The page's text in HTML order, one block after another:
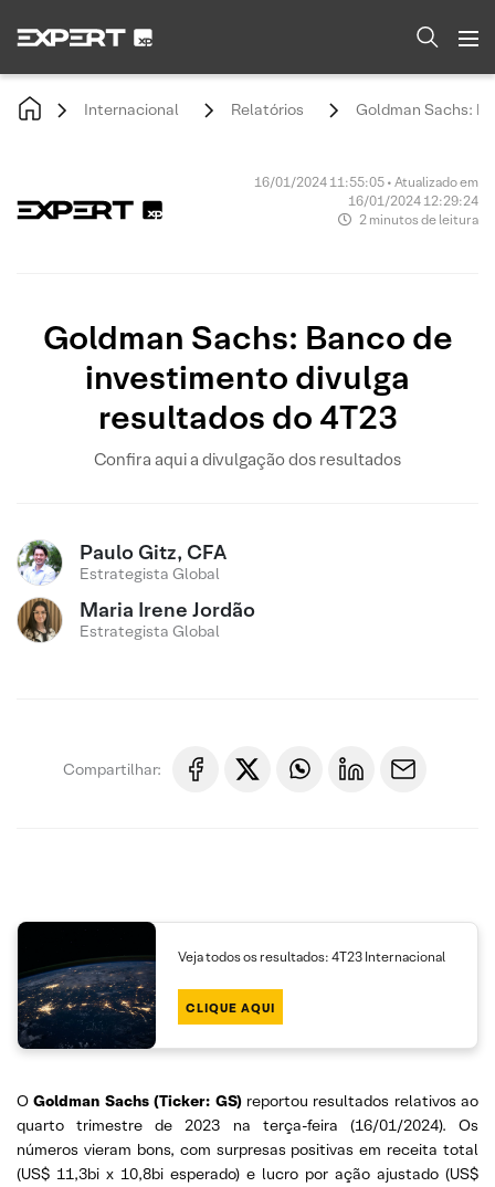
Internacional Relatórios Goldman Sachs:
16/01/2024 11:55:05 • Atualizado em
16/01/2024 12:29:24
2 minutos de leitura
Goldman Sachs: Banco de
investimento divulga
resultados do 4T23
Confira aqui a divulgação dos resultados
Paulo Gitz, CFA
Estrategista Global
Maria Irene Jordão
Estrategista Global
Compartilhar:
Veja todos os resultados: 4T23 Internacional
CLIQUE AQUI
OGoldman Sachs (Ticker: GS) reportou resultados relativos ao
quarto trimestre de 2023 na terça-feira (16/01/2024). Os
números vieram bons, com surpresas positivas em receita total
(US$ 11,3bi x 10,8bi esperado) e lucro por ação ajustado (US$